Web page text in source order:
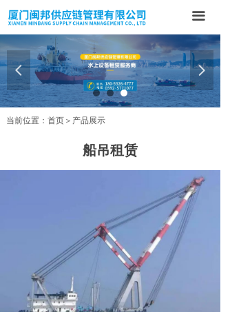
넳 넲
끀
首页
关于我们
产品展示
案例展示
联系我们
船吊租赁
当前位置：首页＞产品展示